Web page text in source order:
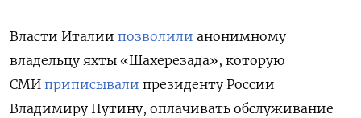
Власти Италии позволили анонимному
владельцу яхты «Шахерезада», которую
СМИ приписывали президенту России
Владимиру Путину, оплачивать обслуживание